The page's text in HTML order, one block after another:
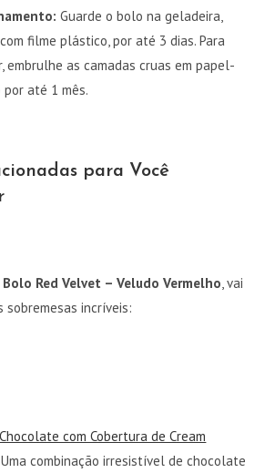
Guarde o bolo na geladeira,
filme plástico, por até 3 dias. Para
embrulhe as camadas cruas em papel-
até 1 mês.
para Você
Bolo Red Velvet – Veludo Vermelho , vai
incríveis:
com Cobertura de Cream
Uma combinação irresistível de chocolate